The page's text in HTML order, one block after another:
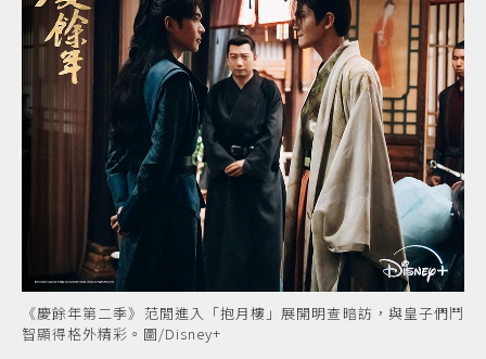
《慶餘年第二季》范閒進入「抱月樓」展開明查暗訪，與皇子們鬥
智顯得格外精彩。圖/Disney+